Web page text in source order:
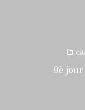
9è jour